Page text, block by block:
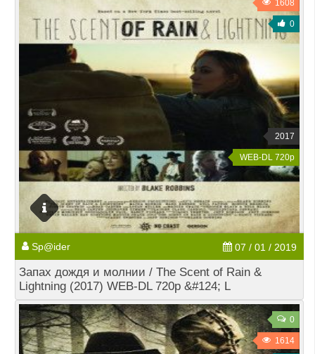
1608
0
2017
WEB-DL 720p
Sp@ider 07 / 01 / 2019
Запах дождя и молнии / The Scent of Rain &
Lightning (2017) WEB-DL 720p &#124; L
0
1614